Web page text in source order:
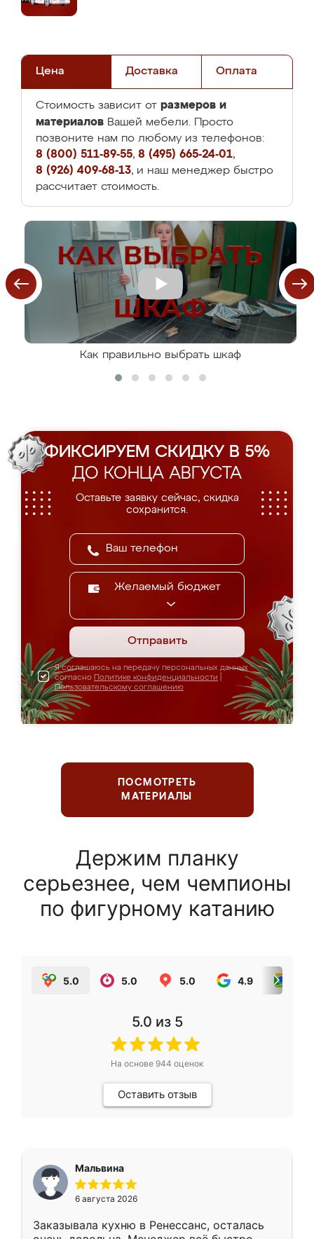
Цена Доставка Оплата
Стоимость зависит от размеров и
материалов Вашей мебели. Просто
позвоните нам по любому из телефонов:
8 (800) 511-89-55, 8 (495) 665-24-01,
8 (926) 409-68-13, и наш менеджер быстро
рассчитает стоимость.
Как правильно выбрать шкаф
ФИКСИРУЕМ СКИДКУ В 5%
ДО КОНЦА АВГУСТА
Оставьте заявку сейчас, скидка
сохранится.
Желаемый бюджет
Отправить
Я соглашаюсь на передачу персональных данных
согласно Политике конфиденциальности
Пользовательскому соглашению
ПОСМОТРЕТЬ
МАТЕРИАЛЫ
Держим планку
серьезнее, чем чемпионы
по фигурному катанию
5.0 5.0 5.0 4.9
5.0 из 5
На основе 944 оценок
Оставить отзыв
Мальвина
6 августа 2026
Заказывала кухню в Ренессанс, осталась